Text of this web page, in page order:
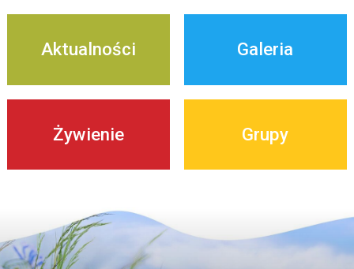
Aktualności Galeria
Żywienie Grupy